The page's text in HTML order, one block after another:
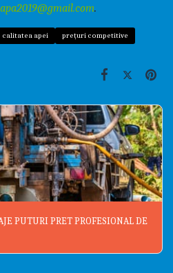
.
calitatea apei
prețuri competitive
PUTURI PRET PROFESIONAL DE